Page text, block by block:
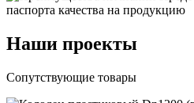
паспорта качества на продукцию
Наши проекты
Сопутствующие товары